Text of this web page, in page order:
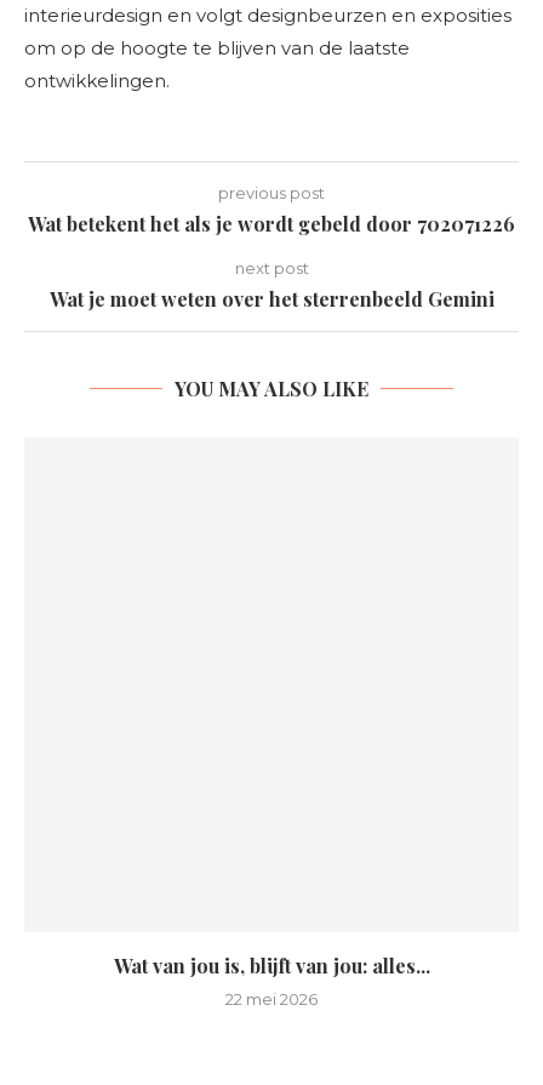
interieurdesign en volgt designbeurzen en exposities
om op de hoogte te blijven van de laatste
ontwikkelingen.
previous post
Wat betekent het als je wordt gebeld door 702071226
next post
Wat je moet weten over het sterrenbeeld Gemini
YOU MAY ALSO LIKE
Wat van jou is, blijft van jou: alles...
22 mei 2026